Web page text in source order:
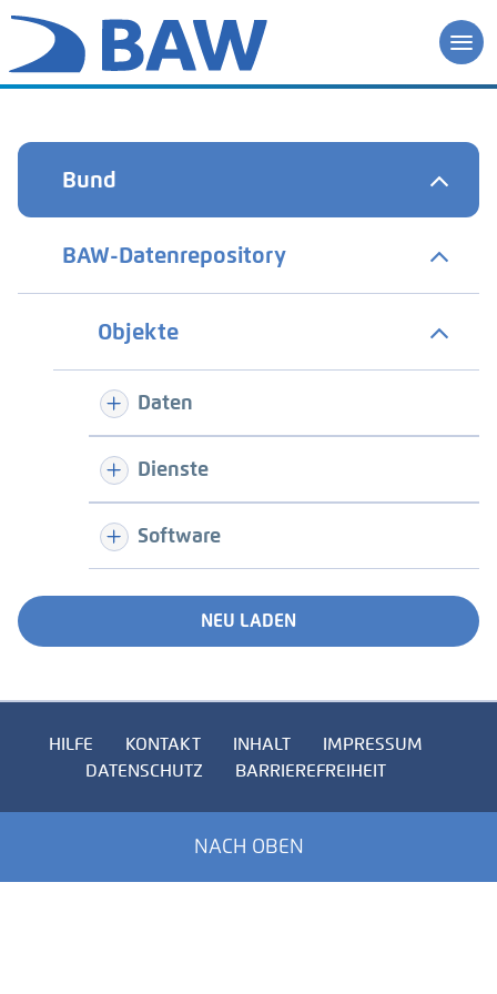
Bund
BAW-Datenrepository
Objekte
Daten
Dienste
Software
NEU LADEN
HILFE KONTAKT INHALT
IMPRESSUM
DATENSCHUTZ
BARRIEREFREIHEIT
NACH OBEN